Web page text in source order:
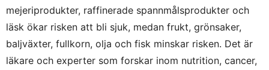
mejeriprodukter, raffinerade spannmålsprodukter och
läsk ökar risken att bli sjuk, medan frukt, grönsaker,
baljväxter, fullkorn, olja och fisk minskar risken. Det är
läkare och experter som forskar inom nutrition, cancer,